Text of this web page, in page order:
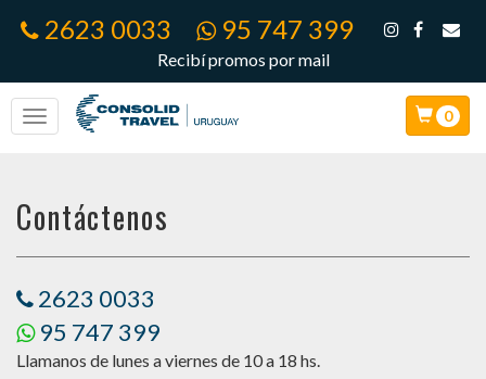
2623 0033 95 747 399
Recibí promos por mail
0
Contáctenos
2623 0033
95 747 399
Llamanos de lunes a viernes de 10 a 18 hs.